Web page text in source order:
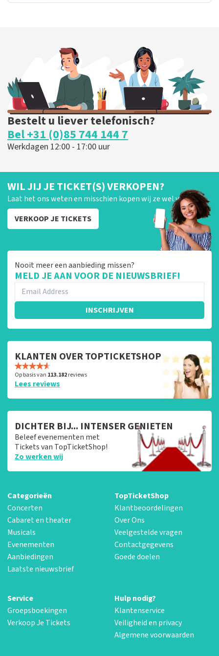
Bestelt u liever telefonisch?
Bel +31 (0)85 744 144 7
Werkdagen 12:00 - 17:00 uur
WIL JIJ JE TICKET(S) VERKOPEN?
Laat het ons weten en misschien kopen wij ze wel van je!
VERKOOP JE TICKETS
Nooit meer een aanbieding missen?
MELD JE AAN VOOR DE NIEUWSBRIEF!
INSCHRIJVEN
KLANTEN OVER TOPTICKETSHOP
Op basis van 113.182reviews
Lees reviews
DICHTER BIJ... INTENSER GENIETEN
Beleef evenementen met
Tickets van TopTicketShop!
Zo werken wij
Categorieën
Concerten
Cabaret en theater
Musicals
Evenementen
Aanbiedingen
Laatste nieuwsbrief
TopTicketShop
Klantbeoordelingen
Over Ons
Veelgestelde vragen
Contactgegevens
Goede doelen
Service
Groepsboekingen
Verkoop Je Tickets
Hulp nodig?
Klantenservice
Veiligheid en privacy
Algemene voorwaarden